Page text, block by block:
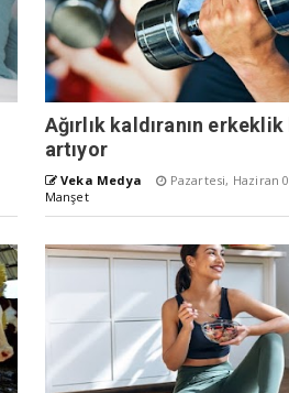
Ağırlık kaldıranın
artıyor
Veka Medya
Pazartesi, Haziran
Manşet